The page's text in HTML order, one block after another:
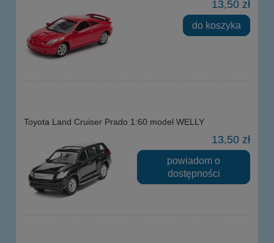
13,50 zł
do koszyka
Toyota Land Cruiser Prado 1:60 model WELLY
13,50 zł
powiadom o
dostępności